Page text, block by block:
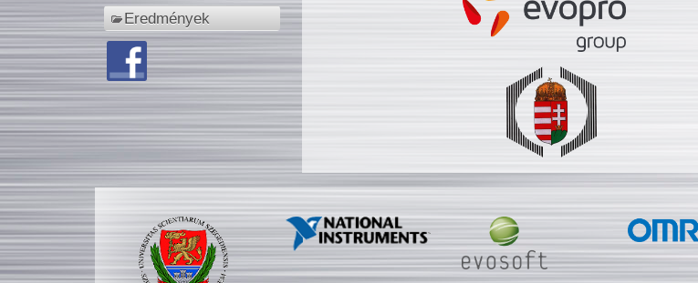
Eredmények